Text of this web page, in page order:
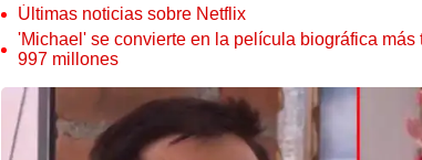
Últimas noticias sobre Netflix
'Michael' se convierte en la película biográfica
997 millones